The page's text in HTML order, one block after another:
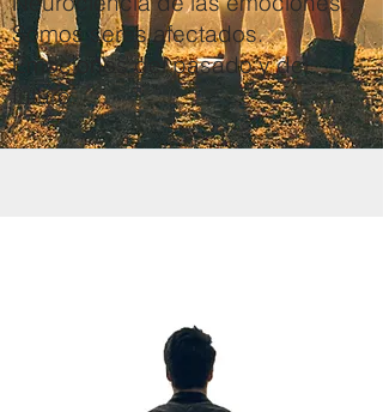
Somos seres afectados.
Emociones del pasado y del
futuro.